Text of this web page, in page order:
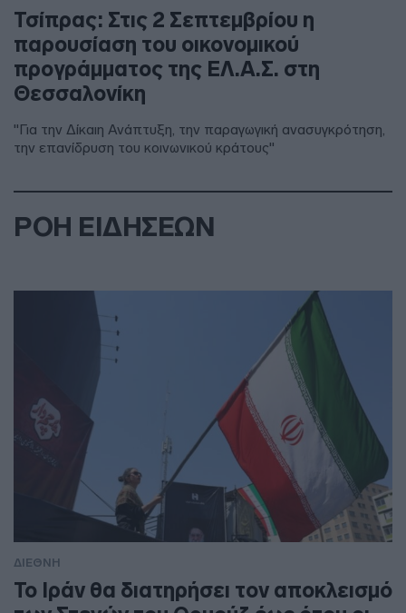
Τσίπρας: Στις 2 Σεπτεμβρίου η
παρουσίαση του οικονομικού
προγράμματος της ΕΛ.Α.Σ. στη
Θεσσαλονίκη
"Για την Δίκαιη Ανάπτυξη, την παραγωγική ανασυγκρότηση,
την επανίδρυση του κοινωνικού κράτους"
ΡΟΗ ΕΙΔΗΣΕΩΝ
ΔΙΕΘΝΗ
To Ιράν θα διατηρήσει τον αποκλεισμό